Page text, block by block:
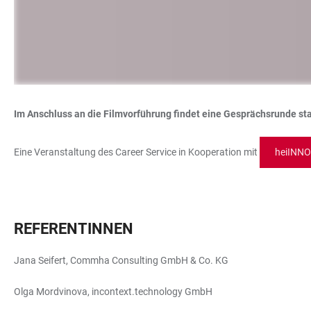
Im Anschluss an die Filmvorführung findet eine Gesprächsrunde
Eine Veranstaltung des Career Service in Kooperation mit
REFERENTINNEN
Jana Seifert, Commha Consulting GmbH & Co. KG
Olga Mordvinova, incontext.technology GmbH